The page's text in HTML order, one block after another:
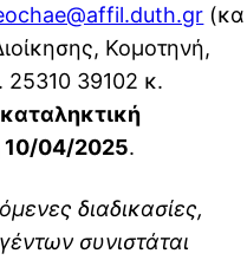
(κα
Κομοτηνή,
25310 39102 κ.
καταληκτική
10/04/2025.
διαδικασίες,
συνιστάται